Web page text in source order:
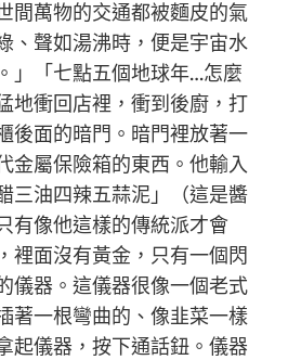
間萬物的交通都被麵皮的氣
、聲如湯沸時，便是宇宙水
」「七點五個地球年…怎麼
地衝回店裡，衝到後廚，打
後面的暗門。暗門裡放著一
金屬保險箱的東西。他輸入
三油四辣五蒜泥」（這是醬
有像他這樣的傳統派才會
裡面沒有黃金，只有一個閃
儀器。這儀器很像一個老式
著一根彎曲的、像韭菜一樣
起儀器，按下通話鈕。儀器